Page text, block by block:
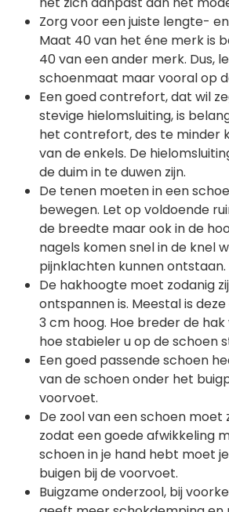
Zorg voor een juiste lengte-
Maat 40 van het éne merk is
40 van een ander merk. Dus,
schoenmaat maar vooral op
Een goed contrefort, dat wil
stevige hielomsluiting, is
het contrefort, des te minder
van de enkels. De
de duim in te duwen zijn.
De tenen moeten in een
bewegen. Let op voldoende
de breedte maar ook in de
nagels komen snel in de knel
pijnklachten kunnen ontstaan.
De hakhoogte moet zodanig
ontspannen is. Meestal is
3 cm hoog. Hoe breder de
hoe stabieler u op de schoen
Een goed passende schoen
van de schoen onder het
voorvoet.
De zool van een schoen moet
zodat een goede afwikkeling
schoen in je hand hebt moet
buigen bij de voorvoet.
Buigzame onderzool, bij